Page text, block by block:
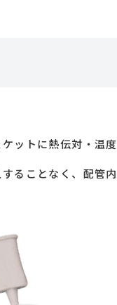
ットに熱伝対・温
ることなく、配管